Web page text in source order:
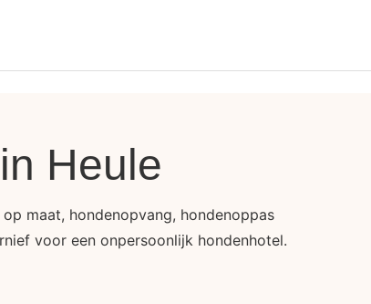
Heule
maat, hondenopvang, hondenoppas
voor een onpersoonlijk hondenhotel.